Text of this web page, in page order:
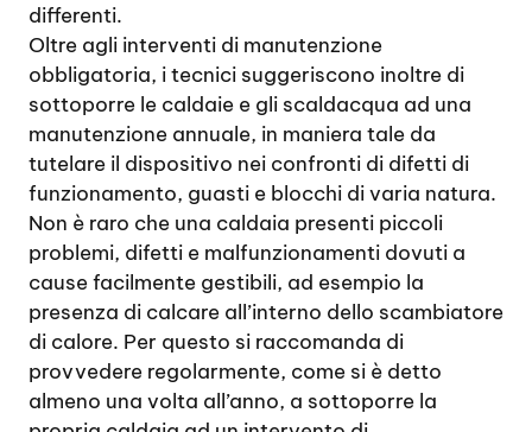
differenti.
Oltre agli interventi di manutenzione
obbligatoria, i tecnici suggeriscono inoltre di
sottoporre le caldaie e gli scaldacqua ad una
manutenzione annuale, in maniera tale da
tutelare il dispositivo nei confronti di difetti di
funzionamento, guasti e blocchi di varia natura.
Non è raro che una caldaia presenti piccoli
problemi, difetti e malfunzionamenti dovuti a
cause facilmente gestibili, ad esempio la
presenza di calcare all’interno dello scambiatore
di calore. Per questo si raccomanda di
provvedere regolarmente, come si è detto
almeno una volta all’anno, a sottoporre la